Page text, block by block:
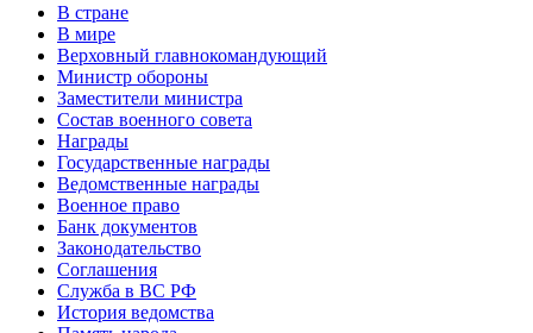
В стране
В мире
Верховный главнокомандующий
Министр обороны
Заместители министра
Состав военного совета
Награды
Государственные награды
Ведомственные награды
Военное право
Банк документов
Законодательство
Соглашения
Служба в ВС РФ
История ведомства